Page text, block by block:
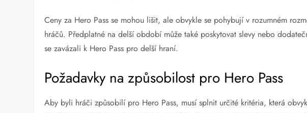
Ceny za Hero Pass se mohou lišit, ale obvykle se pohybují v rozumném
hráčů. Předplatné na delší období může také poskytovat slevy nebo
se zavázali k Hero Pass pro delší hraní.
Požadavky na způsobilost pro Hero Pass
Aby byli hráči způsobilí pro Hero Pass, musí splnit určité kritéria, která